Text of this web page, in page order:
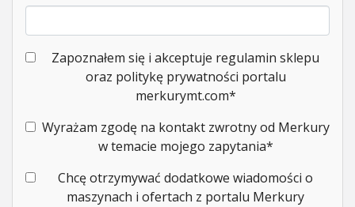
Zapoznałem się i akceptuje regulamin sklepu
oraz politykę prywatności portalu
merkurymt.com*
Wyrażam zgodę na kontakt zwrotny od Merkury
w temacie mojego zapytania*
Chcę otrzymywać dodatkowe wiadomości o
maszynach i ofertach z portalu Merkury